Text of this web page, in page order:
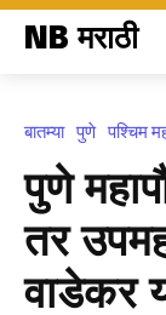
NB मराठी
बातम्या पुणे पश्चिम
पुणे
तर
वाडेकर